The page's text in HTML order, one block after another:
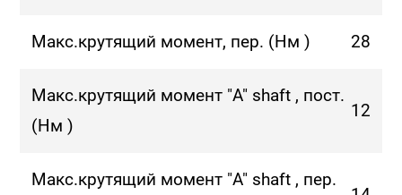
Макс.крутящий момент, пер. (Нм ) 28
Макс.крутящий момент "A" shaft , пост.
(Нм )
12
Макс.крутящий момент "A" shaft , пер.